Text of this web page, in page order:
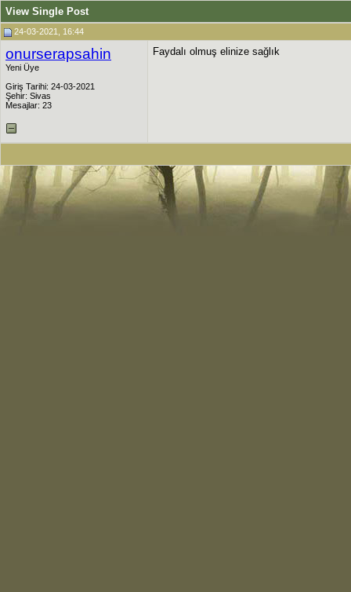
View Single Post
24-03-2021, 16:44
onurserapsahin
Yeni Üye
Giriş Tarihi: 24-03-2021
Şehir: Sivas
Mesajlar: 23
Faydalı olmuş elinize sağlık